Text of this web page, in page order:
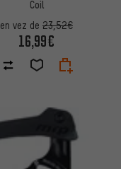
Coil
en vez de 23,52€
16,99€